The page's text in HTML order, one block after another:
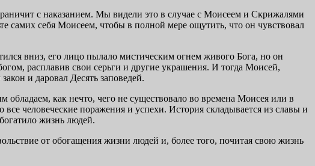
с наказанием. Мы видели это в случае с Моисеем и Скрижалями
самих себя Моисеем, чтобы в полной мере ощутить, что он чувствовал
вниз, его лицо пылало мистическим огнем живого Бога, но он
расплавив свои серьги и другие украшения. И тогда Моисей,
и даровал Десять заповедей.
как нечто, чего не существовало во времена Моисея или в
человеческие поражения и успехи. История складывается из славы и
жизнь людей.
от обогащения жизни людей и, более того, почитая свою жизнь